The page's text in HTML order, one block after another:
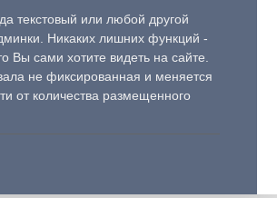
текстовый или любой другой
Никаких лишних функций -
Вы сами хотите видеть на сайте.
не фиксированная и меняется
от количества размещенного